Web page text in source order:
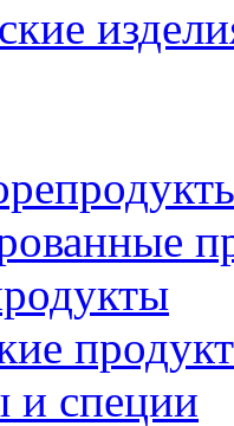
и специи